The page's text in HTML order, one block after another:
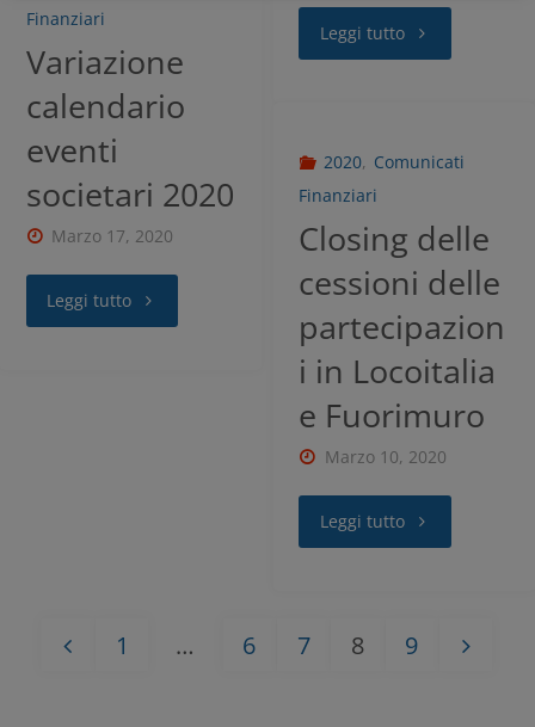
Leggi tutto
Finanziari
Variazione
calendario
eventi
societari 2020
Marzo 17, 2020
Leggi tutto
2020, Comunicati
Finanziari
Closing delle
cessioni delle
partecipazion
i in Locoitalia
e Fuorimuro
Marzo 10, 2020
Leggi tutto
1 … 6 7 8 9
default e la continuazione della navigazione
in assenza di cookie o altri strumenti di
Per maggiori informazioni consulta la
nostra
Informativa sui dati personali e cookie
privacy
RIFIUTA TUTTI
GESTISCI I TUOI COOKIES
ACCETTA